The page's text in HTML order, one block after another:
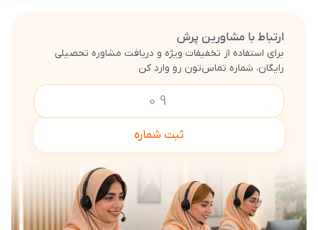
ارتباط با مشاورین پرش
برای استفاده از تخفیفات ویژه و دریافت مشاوره تحصیلی
رایگان، شماره تماس‌تون رو وارد کن
ثبت شماره